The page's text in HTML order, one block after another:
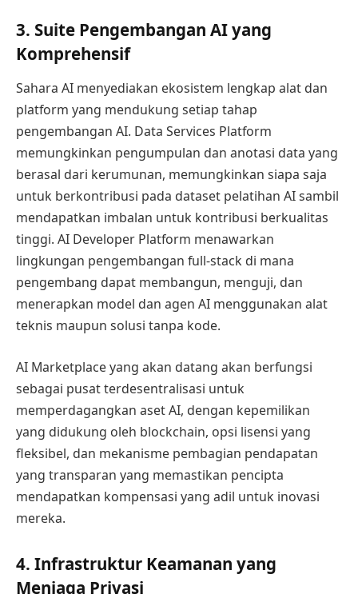
3. Suite Pengembangan AI yang
Komprehensif
Sahara AI menyediakan ekosistem lengkap alat dan
platform yang mendukung setiap tahap
pengembangan AI. Data Services Platform
memungkinkan pengumpulan dan anotasi data yang
berasal dari kerumunan, memungkinkan siapa saja
untuk berkontribusi pada dataset pelatihan AI sambil
mendapatkan imbalan untuk kontribusi berkualitas
tinggi. AI Developer Platform menawarkan
lingkungan pengembangan full-stack di mana
pengembang dapat membangun, menguji, dan
menerapkan model dan agen AI menggunakan alat
teknis maupun solusi tanpa kode.
AI Marketplace yang akan datang akan berfungsi
sebagai pusat terdesentralisasi untuk
memperdagangkan aset AI, dengan kepemilikan
yang didukung oleh blockchain, opsi lisensi yang
fleksibel, dan mekanisme pembagian pendapatan
yang transparan yang memastikan pencipta
mendapatkan kompensasi yang adil untuk inovasi
mereka.
4. Infrastruktur Keamanan yang
Menjaga Privasi